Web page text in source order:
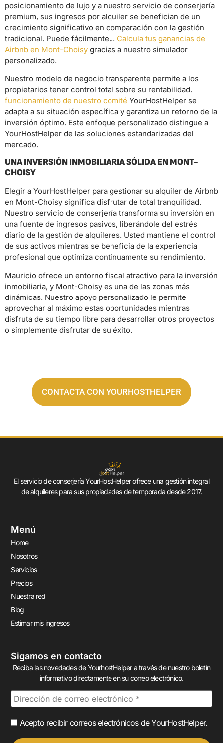
posicionamiento de lujo y a nuestro servicio de conserjería
premium, sus ingresos por alquiler se benefician de un
crecimiento significativo en comparación con la gestión
tradicional. Puede fácilmente... Calcula tus ganancias de
Airbnb en Mont-Choisy gracias a nuestro simulador
personalizado.
Nuestro modelo de negocio transparente permite a los
propietarios tener control total sobre su rentabilidad.
funcionamiento de nuestro comité YourHostHelper se
adapta a su situación específica y garantiza un retorno de la
inversión óptimo. Este enfoque personalizado distingue a
YourHostHelper de las soluciones estandarizadas del
mercado.
UNA INVERSIÓN INMOBILIARIA SÓLIDA EN MONT-
CHOISY
Elegir a YourHostHelper para gestionar su alquiler de Airbnb
en Mont-Choisy significa disfrutar de total tranquilidad.
Nuestro servicio de conserjería transforma su inversión en
una fuente de ingresos pasivos, liberándole del estrés
diario de la gestión de alquileres. Usted mantiene el control
de sus activos mientras se beneficia de la experiencia
profesional que optimiza continuamente su rendimiento.
Mauricio ofrece un entorno fiscal atractivo para la inversión
inmobiliaria, y Mont-Choisy es una de las zonas más
dinámicas. Nuestro apoyo personalizado le permite
aprovechar al máximo estas oportunidades mientras
disfruta de su tiempo libre para desarrollar otros proyectos
o simplemente disfrutar de su éxito.
CONTACTA CON YOURHOSTHELPER
El servicio de conserjería YourHostHelper ofrece una gestión integral
de alquileres para sus propiedades de temporada desde 2017.
Menú
Home
Nosotros
Servicios
Precios
Nuestra red
Blog
Estimar mis ingresos
Sigamos en contacto
Reciba las novedades de YourhostHelper a través de nuestro boletín
informativo directamente en su correo electrónico.
Acepto recibir correos electrónicos de YourHostHelper.